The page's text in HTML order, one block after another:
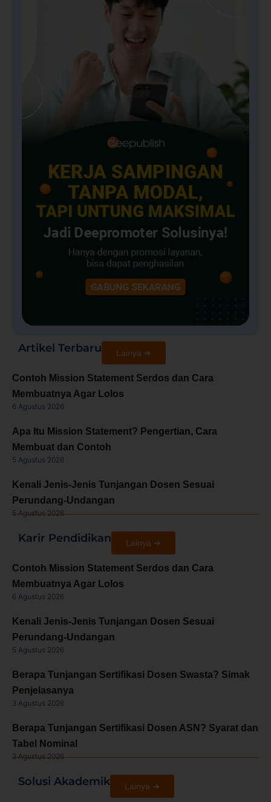
Artikel Terbaru Lainya ➜
Contoh Mission Statement Serdos dan Cara
Membuatnya Agar Lolos
6 Agustus 2026
Apa Itu Mission Statement? Pengertian, Cara
Membuat dan Contoh
5 Agustus 2026
Kenali Jenis-Jenis Tunjangan Dosen Sesuai
Perundang-Undangan
5 Agustus 2026
Karir Pendidikan Lainya ➜
Contoh Mission Statement Serdos dan Cara
Membuatnya Agar Lolos
6 Agustus 2026
Kenali Jenis-Jenis Tunjangan Dosen Sesuai
Perundang-Undangan
5 Agustus 2026
Berapa Tunjangan Sertifikasi Dosen Swasta? Simak
Penjelasanya
3 Agustus 2026
Berapa Tunjangan Sertifikasi Dosen ASN? Syarat dan
Tabel Nominal
3 Agustus 2026
Solusi Akademik Lainya ➜